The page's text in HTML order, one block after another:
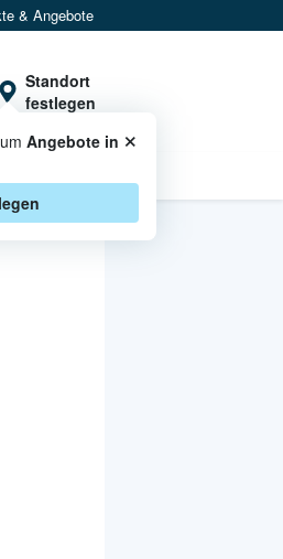
& Angebote
Standort
festlegen
umAngebote in ×